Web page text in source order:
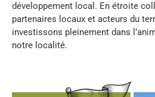
développement local. En étroite
partenaires locaux et acteurs du
investissons pleinement dans
notre localité.